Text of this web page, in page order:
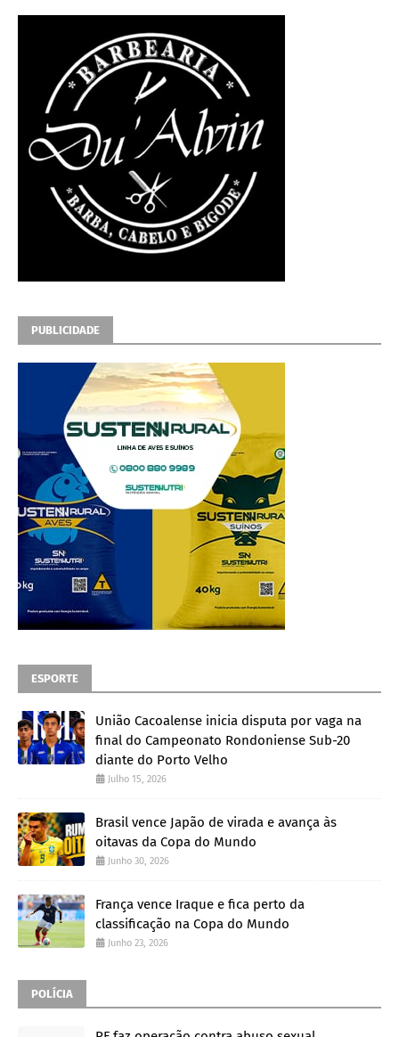
PUBLICIDADE
ESPORTE
União Cacoalense inicia disputa por vaga na
final do Campeonato Rondoniense Sub-20
diante do Porto Velho
Julho 15, 2026
Brasil vence Japão de virada e avança às
oitavas da Copa do Mundo
Junho 30, 2026
França vence Iraque e fica perto da
classificação na Copa do Mundo
Junho 23, 2026
POLÍCIA